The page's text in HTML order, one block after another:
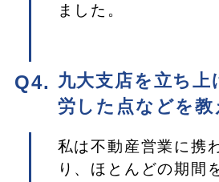
ました。
九大支店を立ち上
労した点などを
私は不動産営業に携
り、ほとんどの期間